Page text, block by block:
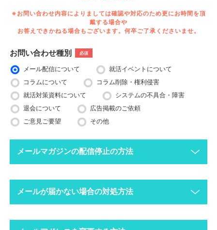
※お問い合わせ内容によりましては確認や対応のため更にお時間を頂
戴する場合や
お答えできかねる場合もございます。何卒ご了承くださいませ。
お問い合わせ種別 必須
メール配信について
就活イベントについて
コラムについて
コラム削除・権利侵害
就活対策資料について
システムの不具合・障害
退会について
広告掲載のご依頼
ご意見ご要望
その他
メールマガジンの配信停止の方法
ってください。
配信停止までに2〜3営業日ほどかかる場合がございますのでご
メールが届かない場合の対処方法